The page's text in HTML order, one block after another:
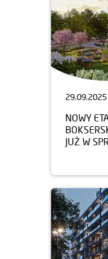
29.09.2025
NOWY
JUŻ W